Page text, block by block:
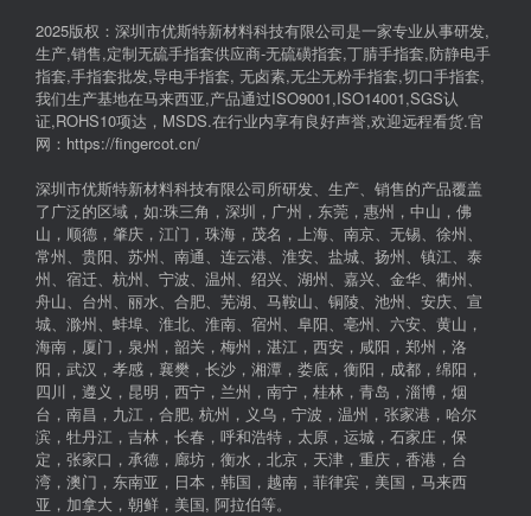
2025版权：深圳市优斯特新材料科技有限公司是一家专业从事研发,
生产,销售,定制无硫手指套供应商-无硫磺指套,丁腈手指套,防静电手
指套,手指套批发,导电手指套, 无卤素,无尘无粉手指套,切口手指套,
我们生产基地在马来西亚,产品通过ISO9001,ISO14001,SGS认
证,ROHS10项达，MSDS.在行业内享有良好声誉,欢迎远程看货.官
网：https://fingercot.cn/
深圳市优斯特新材料科技有限公司所研发、生产、销售的产品覆盖
了广泛的区域，如:珠三角，深圳，广州，东莞，惠州，中山，佛
山，顺德，肇庆，江门，珠海，茂名，上海、南京、无锡、徐州、
常州、贵阳、苏州、南通、连云港、淮安、盐城、扬州、镇江、泰
州、宿迁、杭州、宁波、温州、绍兴、湖州、嘉兴、金华、衢州、
舟山、台州、丽水、合肥、芜湖、马鞍山、铜陵、池州、安庆、宣
城、滁州、蚌埠、淮北、淮南、宿州、阜阳、亳州、六安、黄山，
海南，厦门，泉州，韶关，梅州，湛江，西安，咸阳，郑州，洛
阳，武汉，孝感，襄樊，长沙，湘潭，娄底，衡阳，成都，绵阳，
四川，遵义，昆明，西宁，兰州，南宁，桂林，青岛，淄博，烟
台，南昌，九江，合肥, 杭州，义乌，宁波，温州，张家港，哈尔
滨，牡丹江，吉林，长春，呼和浩特，太原，运城，石家庄，保
定，张家口，承德，廊坊，衡水，北京，天津，重庆，香港，台
湾，澳门，东南亚，日本，韩国，越南，菲律宾，美国，马来西
亚，加拿大，朝鲜，美国, 阿拉伯等。